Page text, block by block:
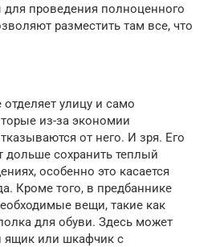
проведения полноценного
разместить там все, что
улицу и само
из-за экономии
от него. И зря. Его
дольше сохранить теплый
особенно это касается
Кроме того, в предбаннике
вещи, такие как
для обуви. Здесь может
ящик или шкафчик с